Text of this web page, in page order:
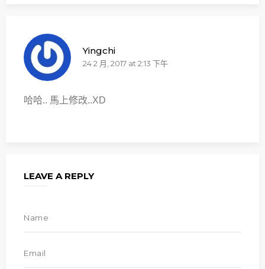
Yingchi
24 2 月, 2017 at 2:13 下午
哈哈.. 馬上修改..XD
LEAVE A REPLY